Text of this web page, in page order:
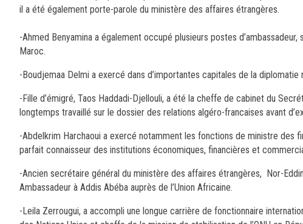
il a été également porte-parole du ministère des affaires étrangères.
-Ahmed Benyamina a également occupé plusieurs postes
Maroc.
-Boudjemaa Delmi a exercé dans d’importantes capitales de la
-Fille d’émigré, Taos Haddadi-Djellouli, a été la cheffe de cabinet du
longtemps travaillé sur le dossier des relations algéro-francaises avant
-Abdelkrim Harchaoui a exercé notamment les fonctions de ministre
parfait connaisseur des institutions économiques, financières et
-Ancien secrétaire général du ministère des affaires étrangères, Nor-
Ambassadeur à Addis Abéba auprès de l’Union Africaine.
-Leila Zerrougui, a accompli une longue carrière de fonctionnaire